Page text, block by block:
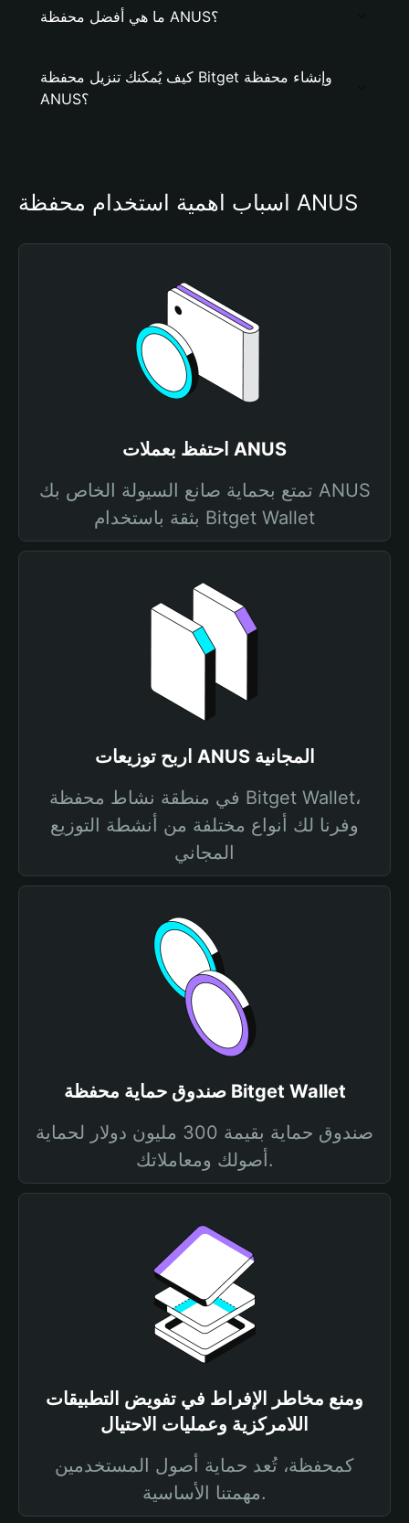
ما هي أفضل محفظة ANUS؟
كيف يُمكنك تنزيل محفظة Bitget وإنشاء محفظة
ANUS؟
أسباب أهمية استخدام محفظة ANUS
احتفظ بعملات ANUS
تمتع بحماية صانع السيولة الخاص بك ANUS
بثقة باستخدام Bitget Wallet
اربح توزيعات ANUS المجانية
في منطقة نشاط محفظة Bitget Wallet،
وفرنا لك أنواع مختلفة من أنشطة التوزيع
المجاني
صندوق حماية محفظة Bitget Wallet
صندوق حماية بقيمة 300 مليون دولار لحماية
أصولك ومعاملاتك.
ومنع مخاطر الإفراط في تفويض التطبيقات
اللامركزية وعمليات الاحتيال
كمحفظة، تُعد حماية أصول المستخدمين
مهمتنا الأساسية.